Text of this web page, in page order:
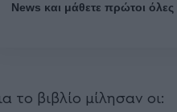
News και μάθετε πρώτοι όλες
το βιβλίο μίλησαν οι: